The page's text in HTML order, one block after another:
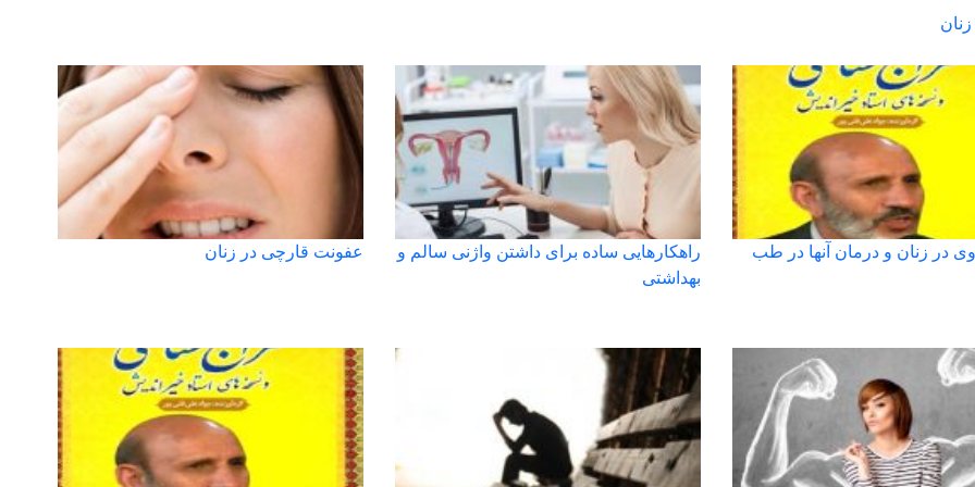
زنان
در زنان و درمان آنها در طب
راهکارهایی ساده برای داشتن واژنی سالم و
بهداشتی
عفونت قارچی در زنان